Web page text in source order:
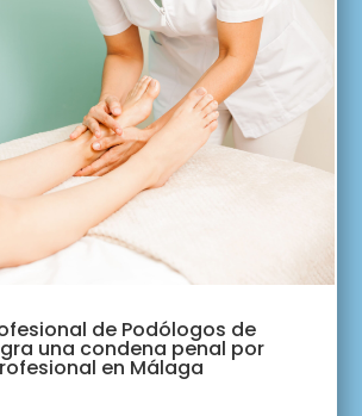
de Podólogos de
una condena penal por
en Málaga